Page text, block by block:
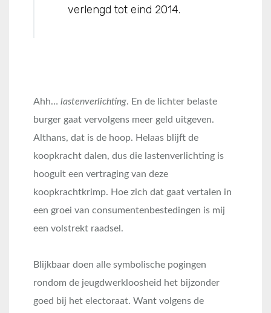
verlengd tot eind 2014.
Ahh… lastenverlichting. En de lichter belaste
burger gaat vervolgens meer geld uitgeven.
Althans, dat is de hoop. Helaas blijft de
koopkracht dalen, dus die lastenverlichting is
hooguit een vertraging van deze
koopkrachtkrimp. Hoe zich dat gaat vertalen in
een groei van consumentenbestedingen is mij
een volstrekt raadsel.
Blijkbaar doen alle symbolische pogingen
rondom de jeugdwerkloosheid het bijzonder
goed bij het electoraat. Want volgens de